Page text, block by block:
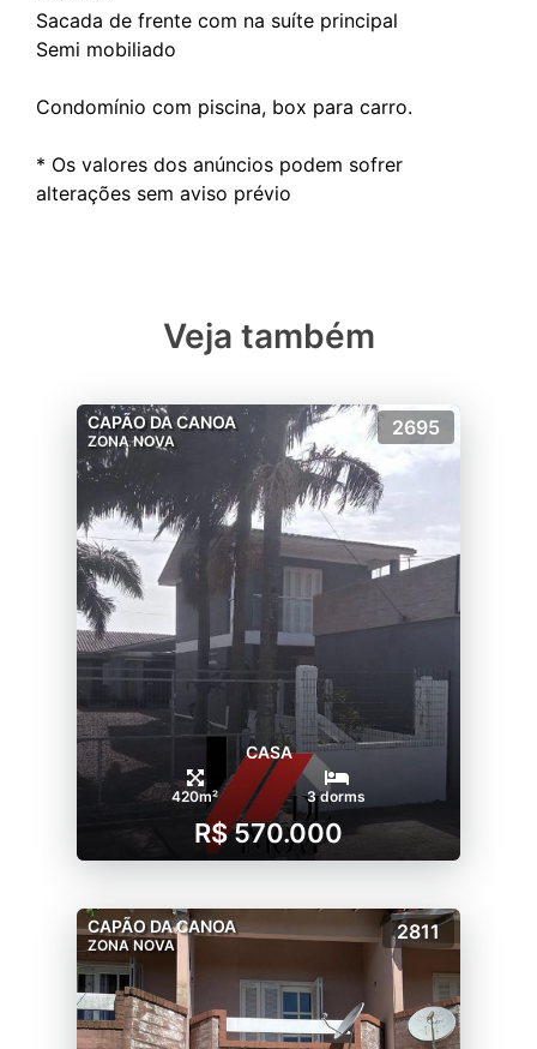
Sacada de frente com na suíte principal
Semi mobiliado
Condomínio com piscina, box para carro.
* Os valores dos anúncios podem sofrer
Veja também
CAPÃO DA CANOA
ZONA NOVA
2695
CASA
420m² 3 dorms
R$ 570.000
CAPÃO DA CANOA
ZONA NOVA
2811